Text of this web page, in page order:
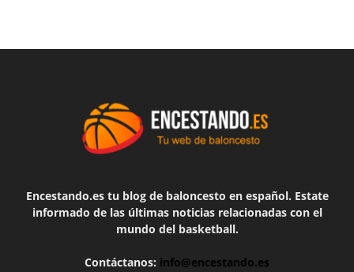
Encestando.es tu blog de baloncesto en español. Estate
informado de las últimas noticias relacionadas con el
mundo del basketball.
Contáctanos: info@encestando.es